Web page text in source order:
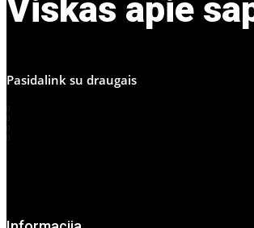
Viskas apie
Pasidalink su draugais